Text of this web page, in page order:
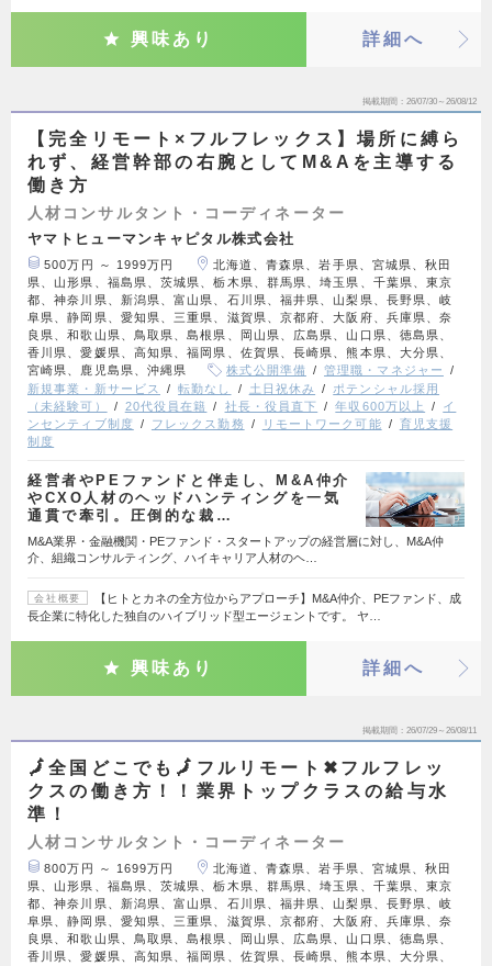
興味あり 詳細へ
掲載期間 26/07/30～26/08/12
【完全リモート×フルフレックス】場所に縛ら
れず、経営幹部の右腕としてM&Aを主導する
働き方
人材コンサルタント・コーディネーター
ヤマトヒューマンキャピタル株式会社
500万円 ～ 1999万円
北海道、青森県、岩手県、宮城県、秋田
県、山形県、福島県、茨城県、栃木県、群馬県、埼玉県、千葉県、東京
都、神奈川県、新潟県、富山県、石川県、福井県、山梨県、長野県、岐
阜県、静岡県、愛知県、三重県、滋賀県、京都府、大阪府、兵庫県、奈
良県、和歌山県、鳥取県、島根県、岡山県、広島県、山口県、徳島県、
香川県、愛媛県、高知県、福岡県、佐賀県、長崎県、熊本県、大分県、
宮崎県、鹿児島県、沖縄県
株式公開準備
管理職・マネジャー
新規事業・新サービス
転勤なし 土日祝休み
ポテンシャル採用
（未経験可）
20代役員在籍 社長・役員直下 年収600万以上
イ
ンセンティブ制度
フレックス勤務 リモートワーク可能
育児支援
制度
経営者やPEファンドと伴走し、M&A仲介
やCXO人材のヘッドハンティングを一気
通貫で牽引。圧倒的な裁…
M&A業界・金融機関・PEファンド・スタートアップの経営層に対し、M&A仲
介、組織コンサルティング、ハイキャリア人材のヘ…
会社概要
【ヒトとカネの全方位からアプローチ】M&A仲介、PEファンド、成
長企業に特化した独自のハイブリッド型エージェントです。 ヤ…
興味あり 詳細へ
掲載期間 26/07/29～26/08/11
🗾全国どこでも🗾フルリモート✖︎フルフレッ
クスの働き方！！業界トップクラスの給与水
準！
人材コンサルタント・コーディネーター
800万円 ～ 1699万円
北海道、青森県、岩手県、宮城県、秋田
県、山形県、福島県、茨城県、栃木県、群馬県、埼玉県、千葉県、東京
都、神奈川県、新潟県、富山県、石川県、福井県、山梨県、長野県、岐
阜県、静岡県、愛知県、三重県、滋賀県、京都府、大阪府、兵庫県、奈
良県、和歌山県、鳥取県、島根県、岡山県、広島県、山口県、徳島県、
香川県、愛媛県、高知県、福岡県、佐賀県、長崎県、熊本県、大分県、